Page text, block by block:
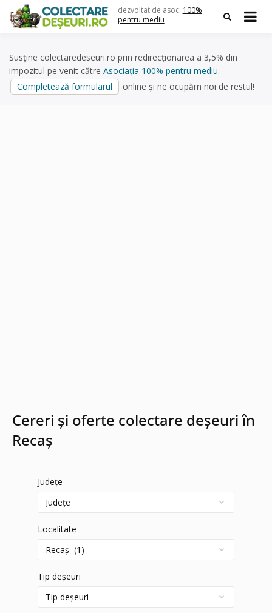
content
dezvoltat de asoc. 100%
pentru mediu
Susține colectaredeseuri.ro prin redirecționarea a 3,5% din
impozitul pe venit către Asociația 100% pentru mediu.
Completează formularul
online și ne ocupăm noi de restul!
Cereri și oferte colectare deșeuri în
Recaș
Județe
Localitate
Tip deșeuri